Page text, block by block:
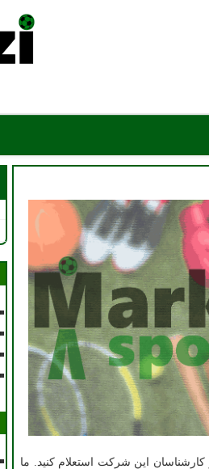
کارشناسان این شرکت استعلام کنید. ما